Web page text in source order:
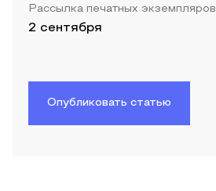
Рассылка печатных экземпляров
2 сентября
Опубликовать статью